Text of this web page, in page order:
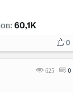
0
625 0